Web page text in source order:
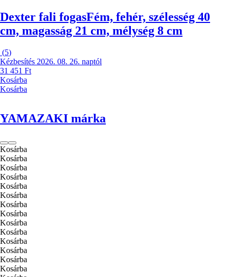
Dexter fali fogasFém, fehér, szélesség 40
cm, magasság 21 cm, mélység 8 cm
(5)
Kézbesítés 2026. 08. 26. naptól
31 451 Ft
Kosárba
Kosárba
YAMAZAKI márka
Kosárba
Kosárba
Kosárba
Kosárba
Kosárba
Kosárba
Kosárba
Kosárba
Kosárba
Kosárba
Kosárba
Kosárba
Kosárba
Kosárba